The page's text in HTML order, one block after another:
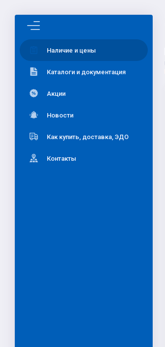
Наличие и цены
Каталоги и документация
Акции
Новости
Как купить, доставка, ЭДО
Контакты